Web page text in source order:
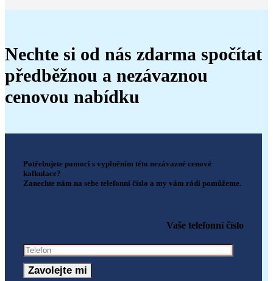
Nechte si od nás zdarma spočítat
předběžnou a nezávaznou
cenovou nabídku
Potřebujete pomoci s vyplněním této nezávazné cenové
kalkulace?
Zanechte nám na sebe telefonní číslo a my vám rádi pomůžeme.
Vaše telefonní číslo